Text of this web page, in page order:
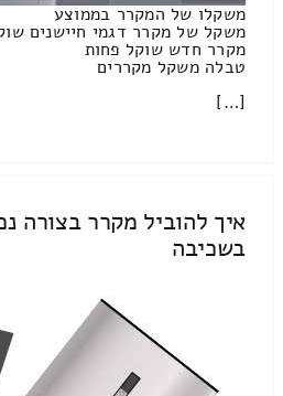
משקלו של המקרר בממוצע
משקל של מקרר דגמי חיישנים
מקרר חדש שוקל פחות
טבלה משקל מקררים
[…]
איך להוביל מקרר בצורה
בשכיבה